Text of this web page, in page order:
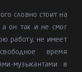
словно стоит на
а он так и не смог
работу, не имеет
время
музыкантами в